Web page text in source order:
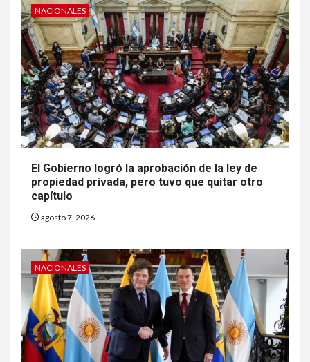
NACIONALES
El Gobierno logró la aprobación de la ley de
propiedad privada, pero tuvo que quitar otro
capítulo
agosto 7, 2026
NACIONALES